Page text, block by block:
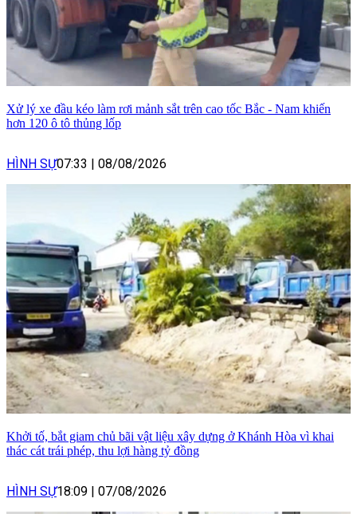
Xử lý xe đầu kéo làm rơi mảnh sắt trên cao tốc Bắc - Nam khiến
hơn 120 ô tô thủng lốp
HÌNH SỰ07:33 | 08/08/2026
Khởi tố, bắt giam chủ bãi vật liệu xây dựng ở Khánh Hòa vì khai
thác cát trái phép, thu lợi hàng tỷ đồng
HÌNH SỰ18:09 | 07/08/2026